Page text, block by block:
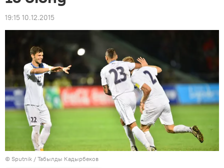
19:15 10.12.2015
© Sputnik / Табылды Кадырбеков